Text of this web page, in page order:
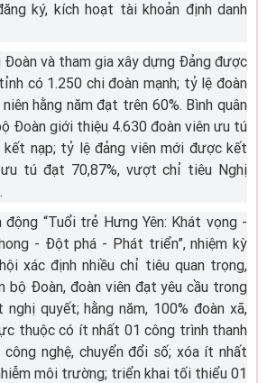
ký, kích hoạt tài khoản định danh
và tham gia xây dựng Đảng được
có 1.250 chi đoàn mạnh; tỷ lệ đoàn
hằng năm đạt trên 60%. Bình quân
Đoàn giới thiệu 4.630 đoàn viên ưu tú
nạp; tỷ lệ đảng viên mới được kết
tú đạt 70,87%, vượt chỉ tiêu Nghị
động “Tuổi trẻ Hưng Yên: Khát vọng -
- Đột phá - Phát triển”, nhiệm kỳ
xác định nhiều chỉ tiêu quan trọng,
bộ Đoàn, đoàn viên đạt yêu cầu trong
quyết; hằng năm, 100% đoàn xã,
thuộc có ít nhất 01 công trình thanh
nghệ, chuyển đổi số; xóa ít nhất
môi trường; triển khai tối thiểu 01